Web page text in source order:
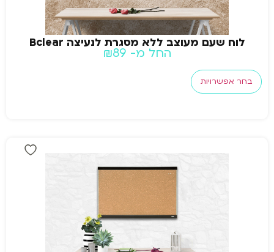
לוח שעם מעוצב ללא מסגרת לנעיצה Bclear
החל מ- ₪89
בחר אפשרויות